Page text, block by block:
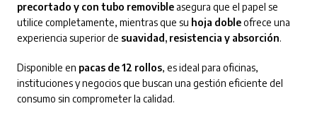
precortado y con tubo removibleasegura que el papel se
utilice completamente, mientras que su hoja dobleofrece una
experiencia superior de suavidad, resistencia y absorción.
Disponible en pacas de 12 rollos, es ideal para oficinas,
instituciones y negocios que buscan una gestión eficiente del
consumo sin comprometer la calidad.